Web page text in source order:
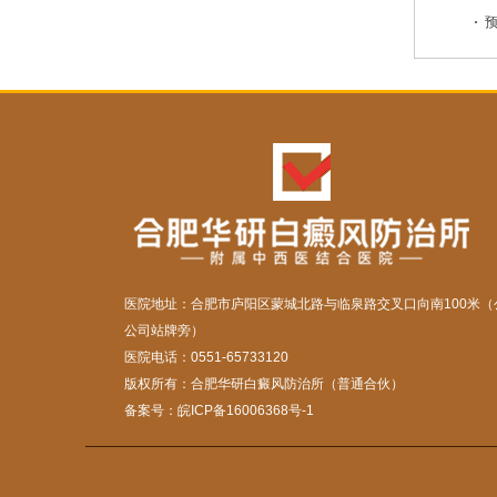
医院地址：合肥市庐阳区蒙城北路与临泉路交叉口向南100米（
公司站牌旁）
医院电话：0551-65733120
版权所有：合肥华研白癜风防治所（普通合伙）
备案号： 皖ICP备16006368号-1